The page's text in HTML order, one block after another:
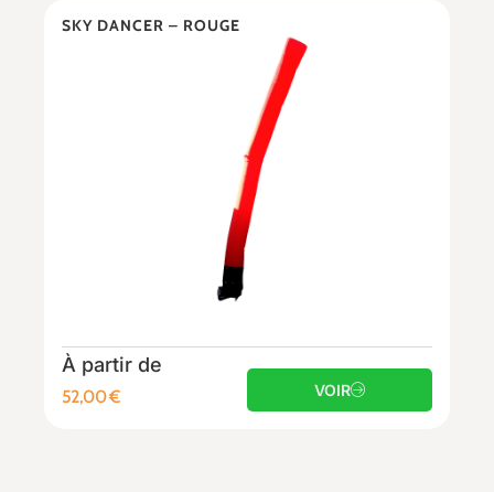
SKY DANCER – ROUGE
À partir de
52,00€ VOIR